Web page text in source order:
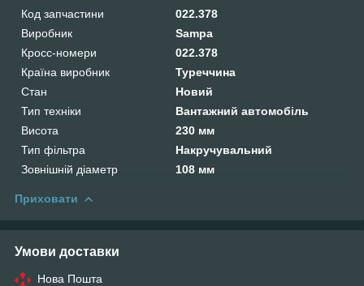
Код запчастини
022.378
Виробник
Sampa
Кросс-номери
022.378
Країна виробник
Туреччина
Стан
Новий
Тип техніки
Вантажний автомобіль
Висота
230 мм
Тип фільтра
Накручувальний
Зовнішній діаметр
108 мм
Приховати
Умови доставки
Нова Пошта